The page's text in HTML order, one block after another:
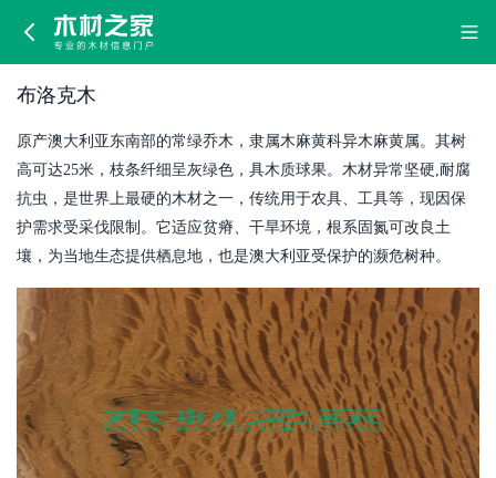
布
洛
木
布洛克木
原产澳大利亚东南部的常绿乔木，隶属木麻黄科异木麻黄属。其树
高可达25米，枝条纤细呈灰绿色，具木质球果。木材异常坚硬,耐腐
抗虫，是世界上最硬的木材之一，传统用于农具、工具等，现因保
护需求受采伐限制。它适应贫瘠、干旱环境，根系固氮可改良土
壤，为当地生态提供栖息地，也是澳大利亚受保护的濒危树种。